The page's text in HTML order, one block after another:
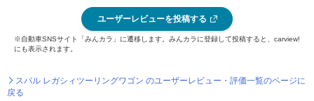
ユーザーレビューを投稿する
※自動車SNSサイト「みんカラ」に遷移します。みんカラに登録して投稿すると、carview!
にも表示されます。
スバル レガシィツーリングワゴン のユーザーレビュー・評価一覧のページに
戻る